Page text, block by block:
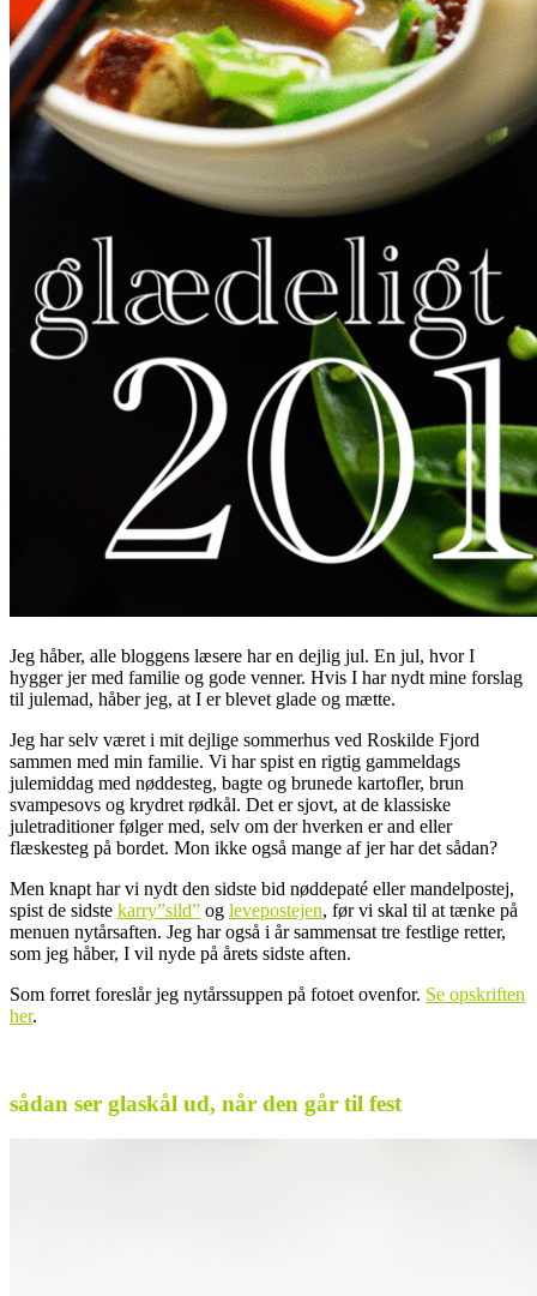
Jeg håber, alle bloggens læsere har en dejlig jul. En jul, hvor I
hygger jer med familie og gode venner. Hvis I har nydt mine forslag
til julemad, håber jeg, at I er blevet glade og mætte.
Jeg har selv været i mit dejlige sommerhus ved Roskilde Fjord
sammen med min familie. Vi har spist en rigtig gammeldags
julemiddag med nøddesteg, bagte og brunede kartofler, brun
svampesovs og krydret rødkål. Det er sjovt, at de klassiske
juletraditioner følger med, selv om der hverken er and eller
flæskesteg på bordet. Mon ikke også mange af jer har det sådan?
Men knapt har vi nydt den sidste bid nøddepaté eller mandelpostej,
spist de sidste karry”sild” og levepostejen, før vi skal til at tænke på
menuen nytårsaften. Jeg har også i år sammensat tre festlige retter,
som jeg håber, I vil nyde på årets sidste aften.
Som forret foreslår jeg nytårssuppen på fotoet ovenfor. Se opskriften
her.
sådan ser glaskål ud, når den går til fest